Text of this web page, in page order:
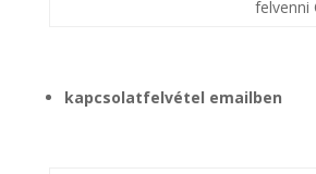
felvenni
kapcsolatfelvétel emailben